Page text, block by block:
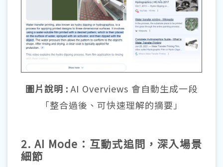
圖片說明 : AI Overviews 會自動生成一段
「整合過後、可快速理解的摘要」
2. AI Mode：互動式追問，深入場景
細節